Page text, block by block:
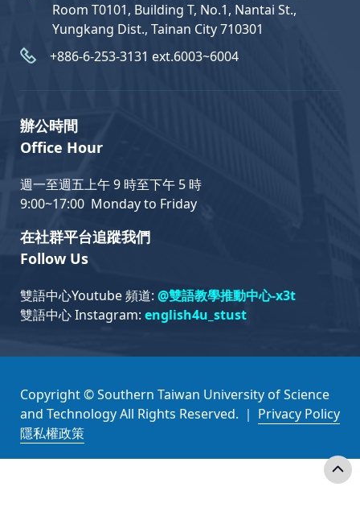
Room T0101, Building T, No.1, Nantai St.,
Yungkang Dist., Tainan City 710301
+886-6-253-3131 ext.6003~6004
辦公時間
Office Hour
週一至週五上午 9 時至下午 5 時
9:00~17:00 Monday to Friday
在社群平台追蹤我們
Follow Us
雙語中心Youtube 頻道: @雙語教學推動中心-x3t
雙語中心 Instagram: english4u_stust
Copyright © Southern Taiwan University of Science
and Technology All Rights Reserved. ｜ Privacy Policy
隱私權政策